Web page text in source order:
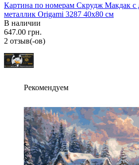
Картина по номерам Скрудж Макдак с
металлик Origami 3287 40x80 см
В наличии
647.00 грн.
2 отзыв(-ов)
Рекомендуем